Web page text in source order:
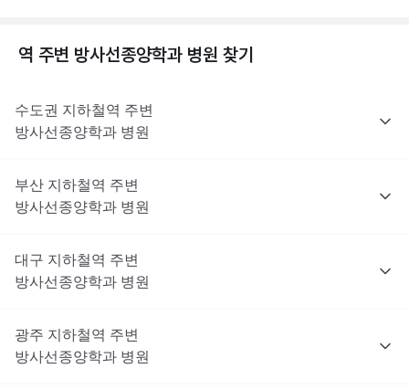
역 주변 방사선종양학과 병원 찾기
수도권 지하철역 주변
방사선종양학과 병원
부산 지하철역 주변
방사선종양학과 병원
대구 지하철역 주변
방사선종양학과 병원
광주 지하철역 주변
방사선종양학과 병원